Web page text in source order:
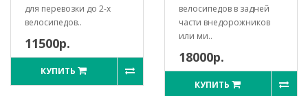
для перевозки до 2-х
велосипедов..
11500р.
КУПИТЬ
велосипедов в задней
части внедорожников
или ми..
18000р.
КУПИТЬ